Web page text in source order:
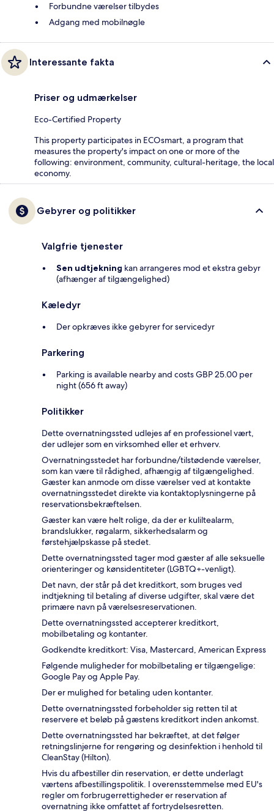
Forbundne værelser tilbydes
Adgang med mobilnøgle
Interessante fakta
Priser og udmærkelser
Eco-Certified Property
This property participates in ECOsmart, a program that
measures the property's impact on one or more of the
following: environment, community, cultural-heritage, the local
economy.
Gebyrer og politikker
Valgfrie tjenester
Sen udtjekning kan arrangeres mod et ekstra gebyr
(afhænger af tilgængelighed)
Kæledyr
Der opkræves ikke gebyrer for servicedyr
Parkering
Parking is available nearby and costs GBP 25.00 per
night (656 ft away)
Politikker
Dette overnatningssted udlejes af en professionel vært,
der udlejer som en virksomhed eller et erhverv.
Overnatningsstedet har forbundne/tilstødende værelser,
som kan være til rådighed, afhængig af tilgængelighed.
Gæster kan anmode om disse værelser ved at kontakte
overnatningsstedet direkte via kontaktoplysningerne på
reservationsbekræftelsen.
Gæster kan være helt rolige, da der er kuliltealarm,
brandslukker, røgalarm, sikkerhedsalarm og
førstehjælpskasse på stedet.
Dette overnatningssted tager mod gæster af alle seksuelle
orienteringer og kønsidentiteter (LGBTQ+-venligt).
Det navn, der står på det kreditkort, som bruges ved
indtjekning til betaling af diverse udgifter, skal være det
primære navn på værelsesreservationen.
Dette overnatningssted accepterer kreditkort,
mobilbetaling og kontanter.
Godkendte kreditkort: Visa, Mastercard, American Express
Følgende muligheder for mobilbetaling er tilgængelige:
Google Pay og Apple Pay.
Der er mulighed for betaling uden kontanter.
Dette overnatningssted forbeholder sig retten til at
reservere et beløb på gæstens kreditkort inden ankomst.
Dette overnatningssted har bekræftet, at det følger
retningslinjerne for rengøring og desinfektion i henhold til
CleanStay (Hilton).
Hvis du afbestiller din reservation, er dette underlagt
værtens afbestillingspolitik. I overensstemmelse med EU's
regler om forbrugerrettigheder er reservation af
overnatning ikke omfattet af fortrydelsesretten.